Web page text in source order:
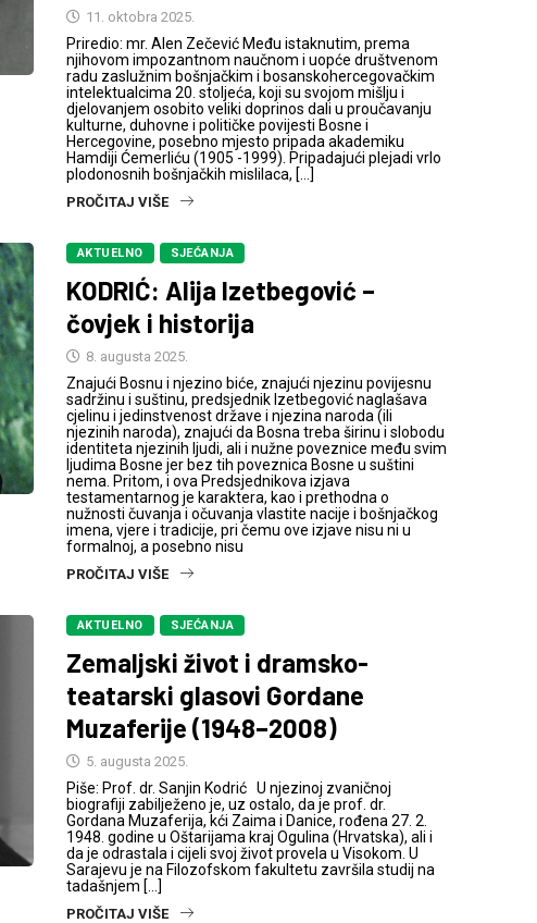
11. oktobra 2025.
Priredio: mr. Alen Zečević Među istaknutim, prema
njihovom impozantnom naučnom i uopće društvenom
radu zaslužnim bošnjačkim i bosanskohercegovačkim
intelektualcima 20. stoljeća, koji su svojom mišlju i
djelovanjem osobito veliki doprinos dali u proučavanju
kulturne, duhovne i političke povijesti Bosne i
Hercegovine, posebno mjesto pripada akademiku
Hamdiji Ćemerliću (1905 -1999). Pripadajući plejadi vrlo
plodonosnih bošnjačkih mislilaca, […]
PROČITAJ VIŠE
AKTUELNO SJEĆANJA
KODRIĆ: Alija Izetbegović –
čovjek i historija
8. augusta 2025.
Znajući Bosnu i njezino biće, znajući njezinu povijesnu
sadržinu i suštinu, predsjednik Izetbegović naglašava
cjelinu i jedinstvenost države i njezina naroda (ili
njezinih naroda), znajući da Bosna treba širinu i slobodu
identiteta njezinih ljudi, ali i nužne poveznice među svim
ljudima Bosne jer bez tih poveznica Bosne u suštini
nema. Pritom, i ova Predsjednikova izjava
testamentarnog je karaktera, kao i prethodna o
nužnosti čuvanja i očuvanja vlastite nacije i bošnjačkog
imena, vjere i tradicije, pri čemu ove izjave nisu ni u
formalnoj, a posebno nisu
PROČITAJ VIŠE
AKTUELNO SJEĆANJA
Zemaljski život i dramsko-
teatarski glasovi Gordane
Muzaferije (1948–2008)
5. augusta 2025.
Piše: Prof. dr. Sanjin Kodrić U njezinoj zvaničnoj
biografiji zabilježeno je, uz ostalo, da je prof. dr.
Gordana Muzaferija, kći Zaima i Danice, rođena 27. 2.
1948. godine u Oštarijama kraj Ogulina (Hrvatska), ali i
da je odrastala i cijeli svoj život provela u Visokom. U
Sarajevu je na Filozofskom fakultetu završila studij na
tadašnjem […]
PROČITAJ VIŠE